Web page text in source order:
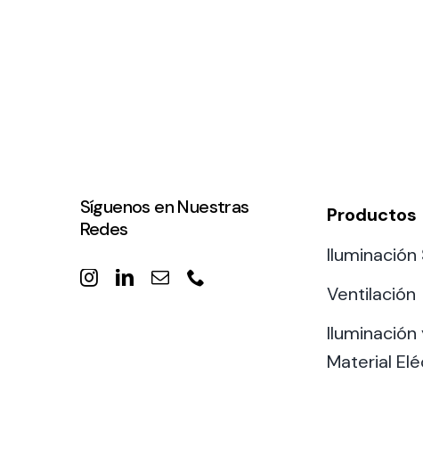
Síguenos en Nuestras
Redes
Productos
Iluminación
Ventilación
Iluminación
Material